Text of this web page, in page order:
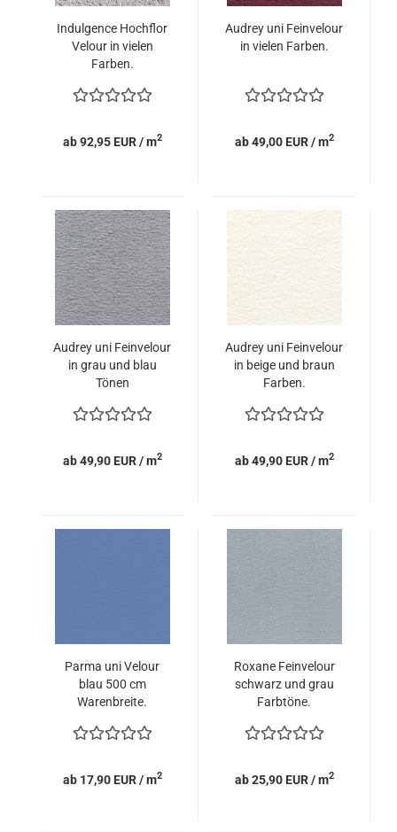
Indulgence Hochflor
Velour in vielen
Farben.
ab 92,95 EUR / m2
Audrey uni Feinvelour
in vielen Farben.
ab 49,00 EUR / m2
Audrey uni Feinvelour
in grau und blau
Tönen
ab 49,90 EUR / m2
Audrey uni Feinvelour
in beige und braun
Farben.
ab 49,90 EUR / m2
Parma uni Velour
blau 500 cm
Warenbreite.
ab 17,90 EUR / m2
Roxane Feinvelour
schwarz und grau
Farbtöne.
ab 25,90 EUR / m2